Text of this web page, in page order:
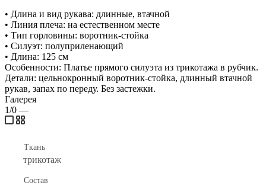
• Длина и вид рукава: длинные, втачной
• Линия плеча: на естественном месте
• Тип горловины: воротник-стойка
• Силуэт: полуприленающий
• Длина: 125 см
Особенности: Платье прямого силуэта из трикотажа в рубчик.
Детали: цельнокронный воротник-стойка, длинный втачной
рукав, запах по переду. Без застежки.
Галерея
1/0 —
Ткань
трикотаж
Состав